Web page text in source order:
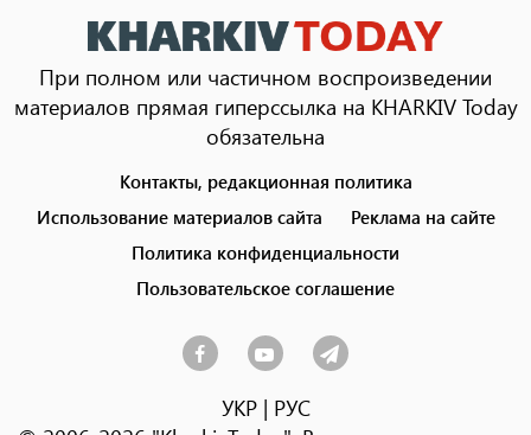
При полном или частичном воспроизведении
материалов прямая гиперссылка на KHARKIV Today
обязательна
menu
Контакты, редакционная политика
Использование материалов сайта
Реклама на сайте
Политика конфиденциальности
Пользовательское соглашение
УКР| РУС